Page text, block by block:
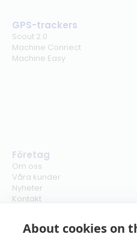
About cookies on
GPS-trackers
Scout 2.0
Machine Connect
Machine Easy
Företag
Om oss
Våra kunder
Nyheter
Kontakt